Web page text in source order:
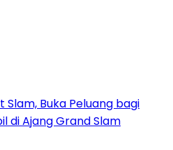
Slam, Buka Peluang bagi
di Ajang Grand Slam